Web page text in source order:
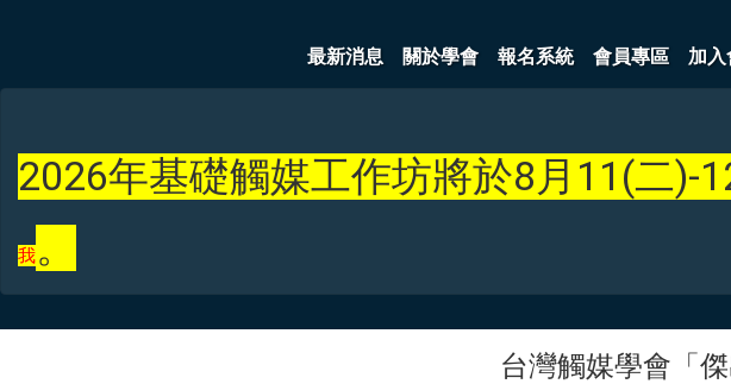
最新消息 關於學會 報名系統 會員專區 加入
2026年基礎觸媒工作坊將於8月11(二)-
我。
台灣觸媒學會「